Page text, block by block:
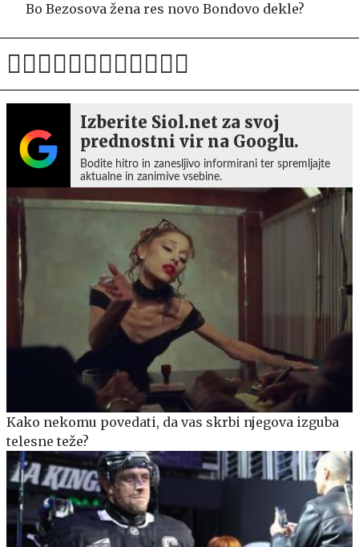
Bo Bezosova žena res novo Bondovo dekle?
Izberite Siol.net za svoj
prednostni vir na Googlu.
Bodite hitro in zanesljivo informirani ter spremljajte
aktualne in zanimive vsebine.
Kako nekomu povedati, da vas skrbi njegova izguba
telesne teže?